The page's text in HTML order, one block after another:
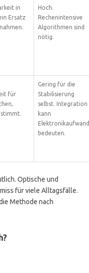
in
Ersatz
Hoch.
Rechenintensive
Algorithmen sind
nötig.
für
Gering für die
Stabilisierung
selbst. Integration
kann
Elektronikaufwand
bedeuten.
Optische und
für viele Alltagsfälle.
Methode nach